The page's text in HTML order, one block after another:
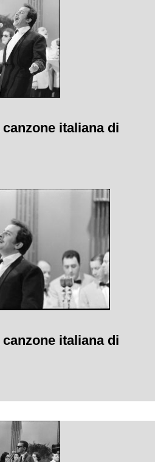
italiana di
italiana di